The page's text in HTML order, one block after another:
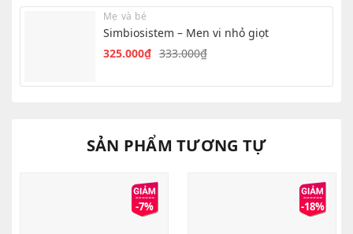
là:
302.000₫.
tại
là:
295.000₫.
Mẹ và bé
Simbiosistem – Men vi nhỏ giọt
333.000₫
Giá
325.000₫
Giá
325.000₫.
SẢN PHẨM TƯƠNG TỰ
-7% -18%